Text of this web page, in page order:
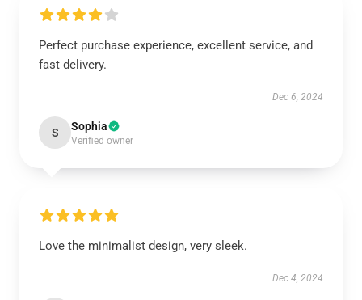
Perfect purchase experience, excellent service, and
fast delivery.
Dec 6, 2024
S Sophia
Verified owner
Love the minimalist design, very sleek.
Dec 4, 2024